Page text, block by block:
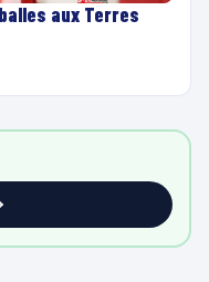
aux Terres